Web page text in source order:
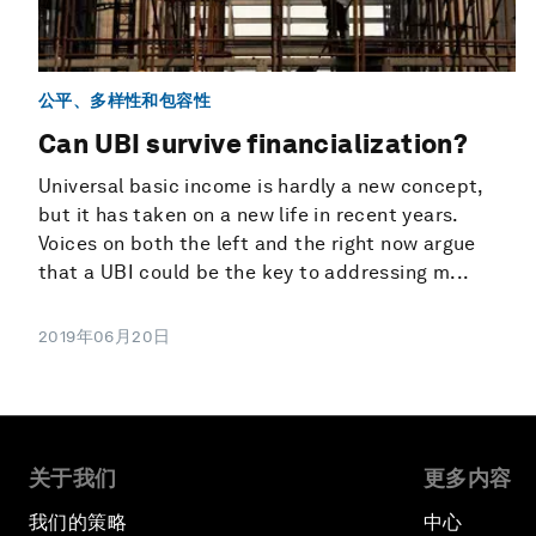
公平、多样性和包容性
Can UBI survive financialization?
Universal basic income is hardly a new concept,
but it has taken on a new life in recent years.
Voices on both the left and the right now argue
that a UBI could be the key to addressing m...
2019年06月20日
关于我们
我们的策略
更多内容
中心